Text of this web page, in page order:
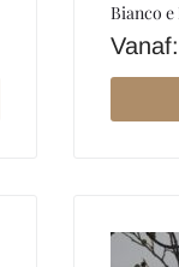
Bianco e
Vanaf: